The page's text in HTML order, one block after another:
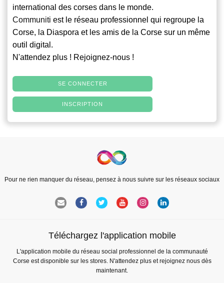
international des corses dans le monde.
Communiti est le réseau professionnel qui regroupe la
Corse, la Diaspora et les amis de la Corse sur un même
outil digital.
N'attendez plus ! Rejoignez-nous !
SE CONNECTER
INSCRIPTION
Pour ne rien manquer du réseau, pensez à nous suivre sur les réseaux sociaux
Téléchargez l'application mobile
L'application mobile du réseau social professionnel de la communauté
Corse est disponible sur les stores. N'attendez plus et rejoignez nous dès
maintenant.